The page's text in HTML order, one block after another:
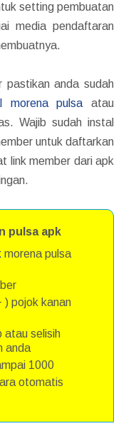
setting pembuatan
media pendaftaran
pastikan anda sudah
morena pulsa atau
Wajib sudah instal
untuk daftarkan
link member dari apk
pulsa apk
morena pulsa
) pojok kanan
atau selisih
anda
1000
otomatis